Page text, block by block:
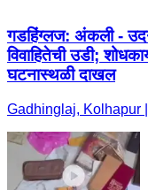
गडहिंग्लज: अंकली -
विवाहितेची उडी;
घटनास्थळी दाखल
Gadhinglaj, Kolhapur